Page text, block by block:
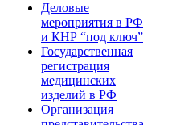
Деловые
мероприятия в РФ
и КНР “под ключ”
Государственная
регистрация
медицинских
изделий в РФ
Организация